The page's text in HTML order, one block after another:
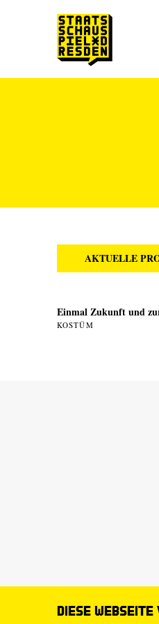
Diese
AKTUELLE
Einmal Zukunft und
KOSTÜM